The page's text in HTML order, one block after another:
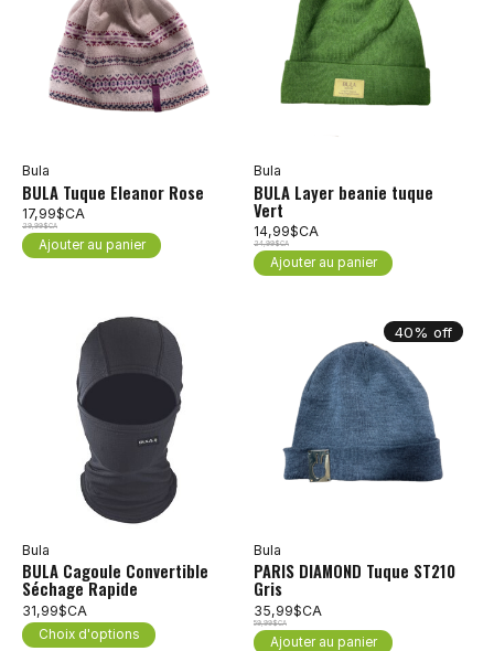
Bula
BULA Tuque Eleanor Rose
17,99$CA
29,99$CA
Ajouter au panier
Bula
BULA Layer beanie tuque
Vert
14,99$CA
24,99$CA
Ajouter au panier
Bula
BULA Cagoule Convertible
Séchage Rapide
31,99$CA
Choix d'options
40% off
Bula
PARIS DIAMOND Tuque ST210
Gris
35,99$CA
59,99$CA
Ajouter au panier